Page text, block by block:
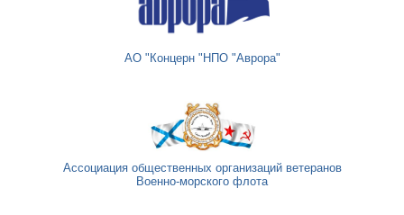
АО "Концерн "НПО "Аврора"
Ассоциация общественных организаций ветеранов
Военно-морского флота